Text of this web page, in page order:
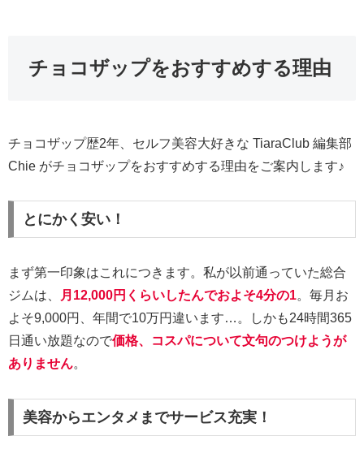
チョコザップをおすすめする理由
チョコザップ歴2年、セルフ美容大好きな TiaraClub 編集部
Chie がチョコザップをおすすめする理由をご案内します♪
とにかく安い！
まず第一印象はこれにつきます。私が以前通っていた総合
ジムは、
月12,000円くらいしたんでおよそ4分の1。毎月お
よそ9,000円、年間で10万円違います…。しかも24時間365
日通い放題なので価格、コスパについて文句のつけようが
ありません。
美容からエンタメまでサービス充実！